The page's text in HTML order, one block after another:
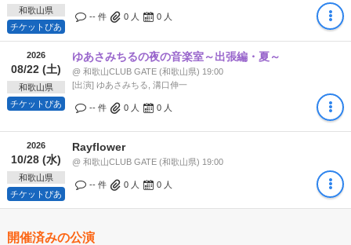
和歌山県
チケットぴあ
-- 件 0 人 0 人
2026
08/22 (土)
和歌山県
チケットぴあ
ゆあさみちるの夜の音楽室～出張編・夏～
@ 和歌山CLUB GATE (和歌山県) 19:00
[出演] ゆあさみちる, 溝口伸一
-- 件 0 人 0 人
2026
10/28 (水)
和歌山県
チケットぴあ
Rayflower
@ 和歌山CLUB GATE (和歌山県) 19:00
-- 件 0 人 0 人
開催済みの公演